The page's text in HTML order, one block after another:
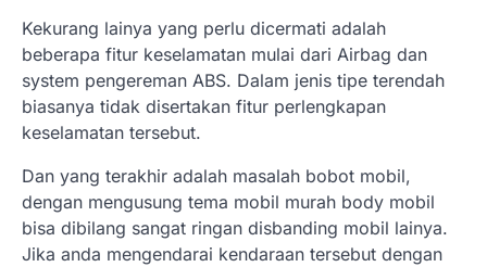
Kekurang lainya yang perlu dicermati adalah
beberapa fitur keselamatan mulai dari Airbag dan
system pengereman ABS. Dalam jenis tipe terendah
biasanya tidak disertakan fitur perlengkapan
keselamatan tersebut.
Dan yang terakhir adalah masalah bobot mobil,
dengan mengusung tema mobil murah body mobil
bisa dibilang sangat ringan disbanding mobil lainya.
Jika anda mengendarai kendaraan tersebut dengan